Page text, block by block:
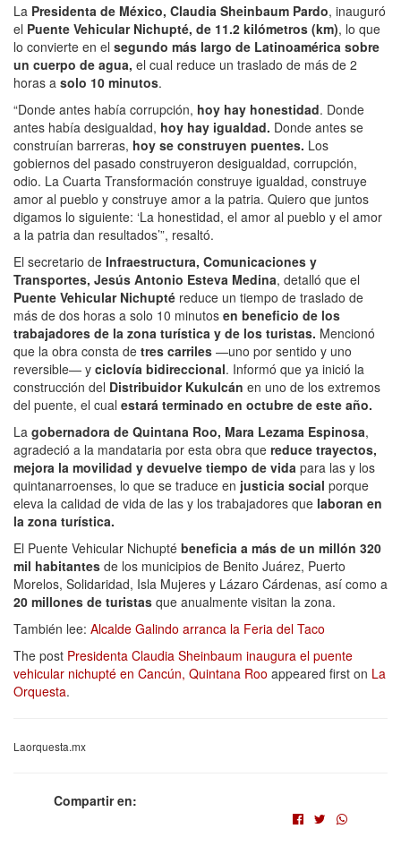
La Presidenta de México, Claudia Sheinbaum Pardo, inauguró
el Puente Vehicular Nichupté, de 11.2 kilómetros (km), lo que
lo convierte en el segundo más largo de Latinoamérica sobre
un cuerpo de agua, el cual reduce un traslado de más de 2
horas a solo 10 minutos.
“Donde antes había corrupción, hoy hay honestidad. Donde
antes había desigualdad, hoy hay igualdad. Donde antes se
construían barreras, hoy se construyen puentes. Los
gobiernos del pasado construyeron desigualdad, corrupción,
odio. La Cuarta Transformación construye igualdad, construye
amor al pueblo y construye amor a la patria. Quiero que juntos
digamos lo siguiente: ‘La honestidad, el amor al pueblo y el amor
a la patria dan resultados’”, resaltó.
El secretario de Infraestructura, Comunicaciones y
Transportes, Jesús Antonio Esteva Medina, detalló que el
Puente Vehicular Nichupté reduce un tiempo de traslado de
más de dos horas a solo 10 minutos en beneficio de los
trabajadores de la zona turística y de los turistas. Mencionó
que la obra consta de tres carriles —uno por sentido y uno
reversible— y ciclovía bidireccional. Informó que ya inició la
construcción del Distribuidor Kukulcán en uno de los extremos
del puente, el cual estará terminado en octubre de este año.
La gobernadora de Quintana Roo, Mara Lezama Espinosa,
agradeció a la mandataria por esta obra que reduce trayectos,
mejora la movilidad y devuelve tiempo de vida para las y los
quintanarroenses, lo que se traduce en justicia social porque
eleva la calidad de vida de las y los trabajadores que laboran en
la zona turística.
El Puente Vehicular Nichupté beneficia a más de un millón 320
mil habitantes de los municipios de Benito Juárez, Puerto
Morelos, Solidaridad, Isla Mujeres y Lázaro Cárdenas, así como a
20 millones de turistas que anualmente visitan la zona.
También lee: Alcalde Galindo arranca la Feria del Taco
The post Presidenta Claudia Sheinbaum inaugura el puente
vehicular nichupté en Cancún, Quintana Roo appeared first on La
Orquesta.
Laorquesta.mx
Compartir en: